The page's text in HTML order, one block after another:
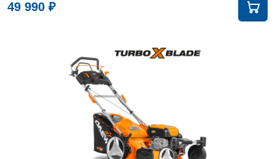
49 990 ₽